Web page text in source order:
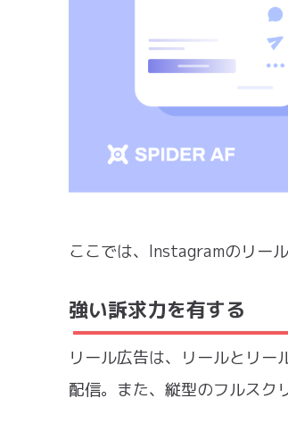
ここでは、Instagramのリー
強い訴求力を有する
リール広告は、リールとリ
配信。また、縦型のフルスク